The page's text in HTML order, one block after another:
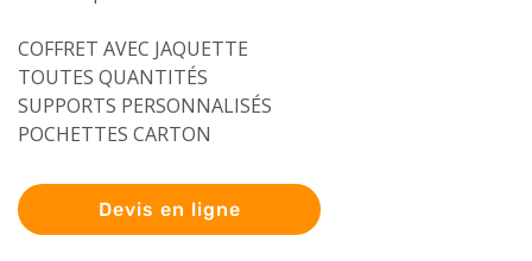
COFFRET AVEC JAQUETTE
TOUTES QUANTITÉS
SUPPORTS PERSONNALISÉS
POCHETTES CARTON
Devis en ligne